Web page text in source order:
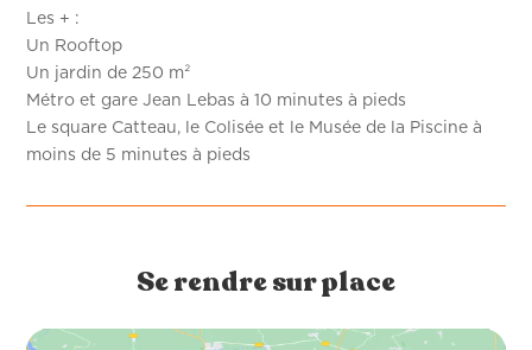
Les + :
Un Rooftop
Un jardin de 250 m²
Métro et gare Jean Lebas à 10 minutes à pieds
Le square Catteau, le Colisée et le Musée de la Piscine à
moins de 5 minutes à pieds
Se rendre sur place